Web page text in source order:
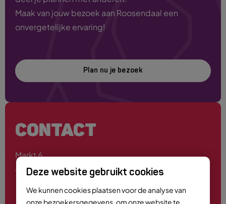
Deze website gebruikt cookies
We kunnen cookies plaatsen voor de analyse van
onze bezoekersgegevens, om onze website te
Maak van jouw bezoek aan Roosendaal een
onvergetelijke ervaring!
Plan nu je bezoek
CONTACT
Markt 6
4701 PE Roosendaal